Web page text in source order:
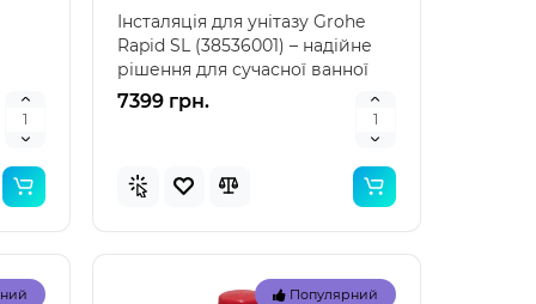
Інсталяція для унітазу Grohe
Rapid SL (38536001) – надійне
рішення для сучасної ванної
кімнати Інст..
7399 грн.
Популярний